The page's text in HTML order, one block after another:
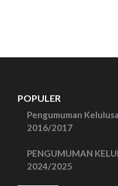
POPULER
Pengumuman
2016/2017
PENGUMUMAN
2024/2025